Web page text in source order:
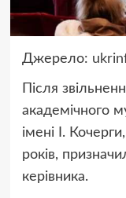
Джерело:
Після
академічного
імені І.
років,
керівника.